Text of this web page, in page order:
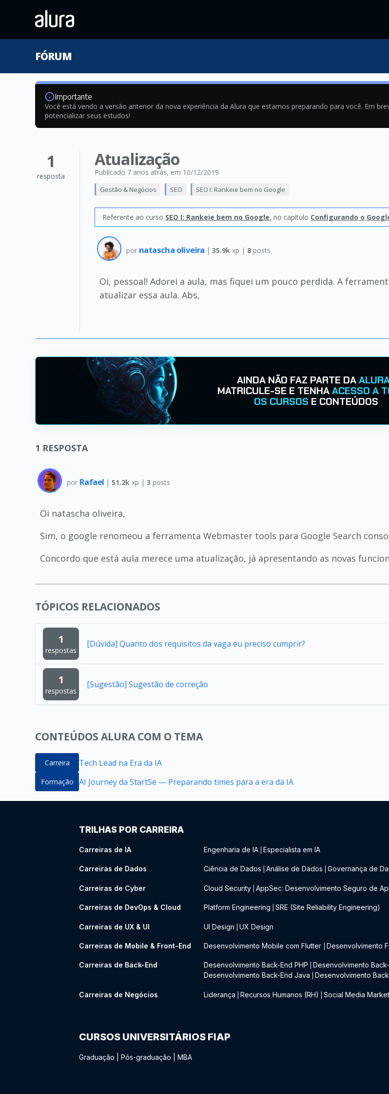
FÓRUM
Importante
Você está vendo a versão anterior da nova experiência da Alura que estamos preparando para você. Em
potencializar seus estudos!
1
resposta
Atualização
Publicado 7 anos atrás, em 10/12/2019
Gestão & Negócios SEO SEO I: Rankeie bem no Google
Referente ao curso SEO I: Rankeie bem no Google, no capítulo Configurando o
por natascha oliveira |35.9k xp | 8 posts
Oi, pessoal! Adorei a aula, mas fiquei um pouco perdida. A
atualizar essa aula. Abs,
AINDA NÃO FAZ PARTE DA
MATRICULE-SE E TENHAACESSO A
OS CURSOS E CONTEÚDOS
1 RESPOSTA
por Rafael | 51.2k xp | 3 posts
Oi natascha oliveira,
Sim, o google renomeou a ferramenta Webmaster tools para Google Search
Concordo que está aula merece uma atualização, já apresentando as novas
TÓPICOS RELACIONADOS
1
respostas
[Dúvida] Quanto dos requisitos da vaga eu preciso cumprir?
1
respostas
[Sugestão] Sugestão de correção
CONTEÚDOS ALURA COM O TEMA
Carreira Tech Lead na Era da IA
Formação AI Journey da StartSe — Preparando times para a era da IA
TRILHAS POR CARREIRA
Carreiras de IA Engenharia de IA Especialista em IA
Carreiras de Dados Ciência de Dados Análise de Dados Governança de
Carreiras de Cyber Cloud Security AppSec: Desenvolvimento Seguro de
Carreiras de DevOps & Cloud Platform Engineering SRE (Site Reliability Engineering)
Carreiras de UX & UI UI Design UX Design
Carreiras de Mobile & Front-End Desenvolvimento Mobile com Flutter Desenvolvimento
Carreiras de Back-End Desenvolvimento Back-End PHP Desenvolvimento
Desenvolvimento Back-End Java Desenvolvimento
Carreiras de Negócios Liderança Recursos Humanos (RH) Social Media
CURSOS UNIVERSITÁRIOS FIAP
Graduação Pós-graduação MBA